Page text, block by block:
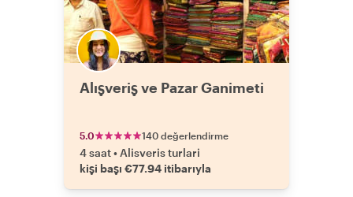
Alışveriş ve Pazar Ganimeti
5.0 140 değerlendirme
4 saat• Alisveris turlari
kişi başı €77.94 itibarıyla